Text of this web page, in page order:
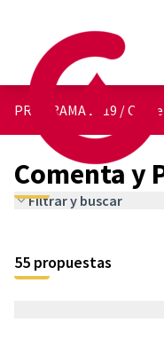
PROGRAMA 2019 /
Comenta y
Filtrar y buscar
55 propuestas